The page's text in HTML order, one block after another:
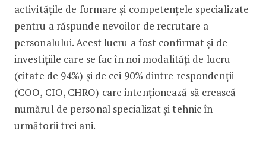
activitățile de formare și competențele specializate
pentru a răspunde nevoilor de recrutare a
personalului. Acest lucru a fost confirmat și de
investițiile care se fac în noi modalități de lucru
(citate de 94%) și de cei 90% dintre respondenții
(COO, CIO, CHRO) care intenționează să crească
numărul de personal specializat și tehnic în
următorii trei ani.